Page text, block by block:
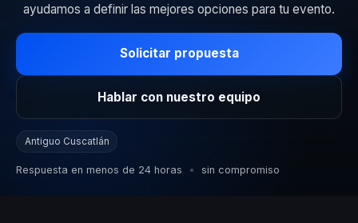
ayudamos a definir las mejores opciones para tu evento.
Solicitar propuesta
Hablar con nuestro equipo
Antiguo Cuscatlán
Respuesta en menos de 24 horas • sin compromiso